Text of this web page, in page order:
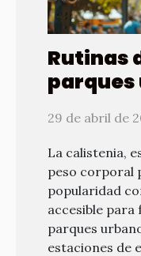
Rutinas
aire libre
29 de abril de
La calistenia,
peso corporal
popularidad
accesible
parques
estaciones de